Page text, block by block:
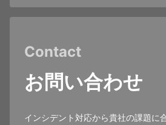
Contact
お問い合わせ
インシデント対応から貴社の課題に